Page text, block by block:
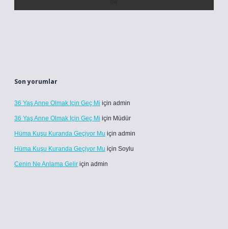
Son yorumlar
36 Yaş Anne Olmak Için Geç Mi için admin
36 Yaş Anne Olmak Için Geç Mi için Müdür
Hüma Kuşu Kuranda Geçiyor Mu için admin
Hüma Kuşu Kuranda Geçiyor Mu için Soylu
Cenin Ne Anlama Gelir için admin